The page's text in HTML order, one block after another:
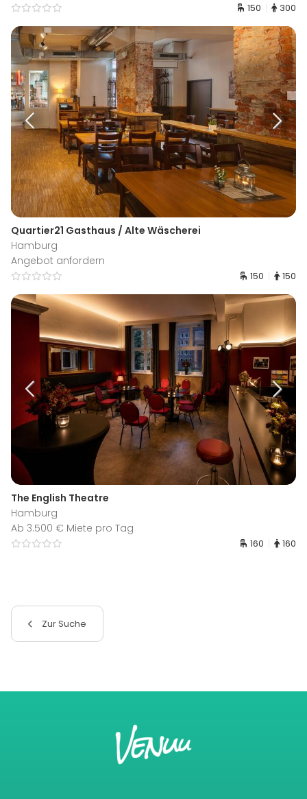
150 300
Quartier21 Gasthaus / Alte Wäscherei
Hamburg
Angebot anfordern
150 150
The English Theatre
Hamburg
Ab 3.500 € Miete pro Tag
160 160
Zur Suche